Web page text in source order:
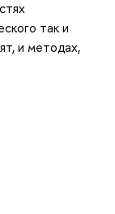
так и
и методах,